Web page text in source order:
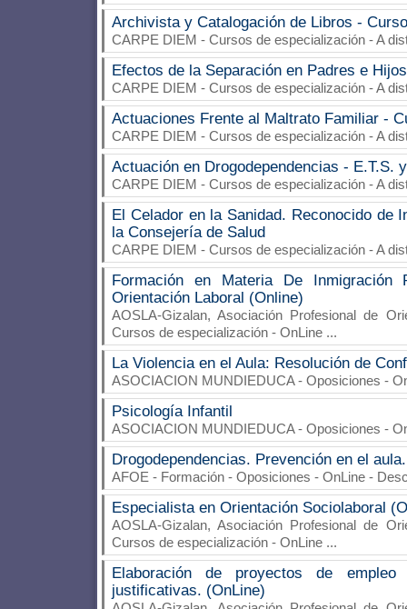
Archivista y Catalogación de Libros -
CARPE DIEM - Cursos de especialización - A
Efectos de la Separación en Padres e
CARPE DIEM - Cursos de especialización - A
Actuaciones Frente al Maltrato Familiar -
CARPE DIEM - Cursos de especialización - A
Actuación en Drogodependencias - E.T.S.
CARPE DIEM - Cursos de especialización - A
El Celador en la Sanidad. Reconocido de
la Consejería de Salud
CARPE DIEM - Cursos de especialización - A
Formación en Materia De Inmigración
Orientación Laboral (Online)
AOSLA-Gizalan, Asociación Profesional de
Cursos de especialización - OnLine ...
La Violencia en el Aula: Resolución de
ASOCIACION MUNDIEDUCA- Oposiciones -
Psicología Infantil
ASOCIACION MUNDIEDUCA- Oposiciones -
Drogodependencias. Prevención en el aula.
AFOE - Formación - Oposiciones - OnLine -
Especialista en Orientación Sociolaboral
AOSLA-Gizalan, Asociación Profesional de
Cursos de especialización - OnLine ...
Elaboración de proyectos de
justificativas. (OnLine)